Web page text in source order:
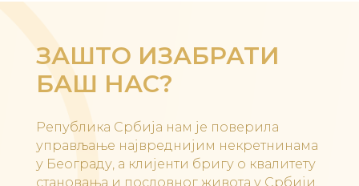
ЗАШТО ИЗАБРАТИ
БАШ НАС?
Република Србија нам је поверила
управљање највреднијим некретнинама
у Београду, а клијенти бригу о квалитету
становања и пословног живота у Србији.